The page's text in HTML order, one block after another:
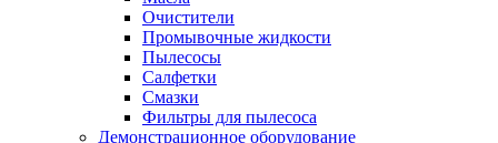
Очистители
Промывочные жидкости
Пылесосы
Салфетки
Смазки
Фильтры для пылесоса
Демонстрационное оборудование